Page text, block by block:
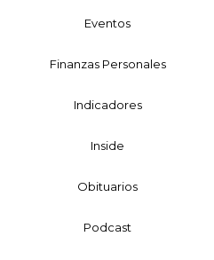
Eventos
Finanzas Personales
Indicadores
Inside
Obituarios
Podcast